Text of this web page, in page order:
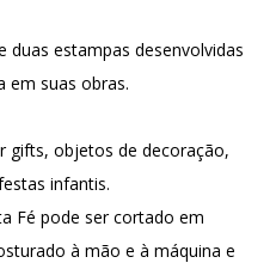
duas estampas desenvolvidas
em suas obras.
gifts, objetos de decoração,
infantis.
Fé pode ser cortado em
à mão e à máquina e